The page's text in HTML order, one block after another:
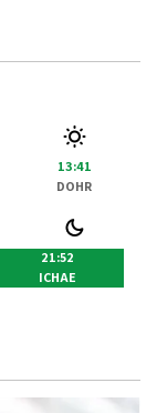
13:41
DOHR
21:52
ICHAE